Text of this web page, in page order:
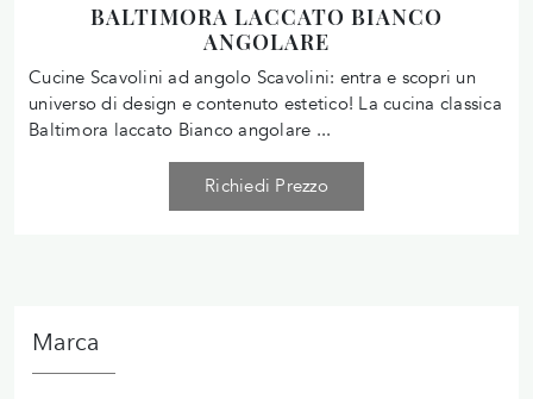
BALTIMORA LACCATO BIANCO
ANGOLARE
Cucine Scavolini ad angolo Scavolini: entra e scopri un
universo di design e contenuto estetico! La cucina classica
Baltimora laccato Bianco angolare ...
Richiedi Prezzo
Marca